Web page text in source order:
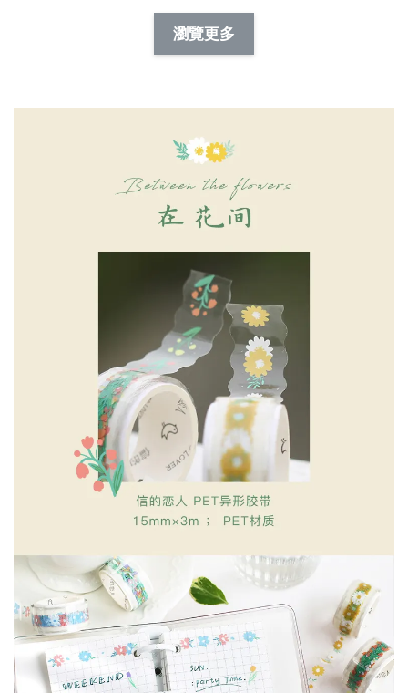
NT$ 19.00
NT$ 66.00
加入購物車
瀏覽更多